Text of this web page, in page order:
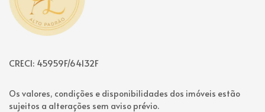
CRECI: 45959F/64132F
Os valores, condições e disponibilidades dos imóveis estão
sujeitos a alterações sem aviso prévio.